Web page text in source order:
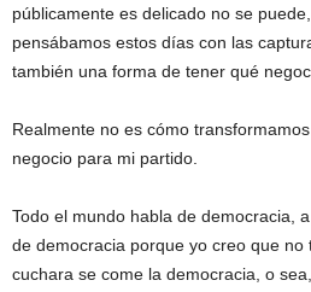
públicamente es delicado no se
pensábamos estos días con las
también una forma de tener qué
Realmente no es cómo
negocio para mi partido.
Todo el mundo habla de democracia,
de democracia porque yo creo que no
cuchara se come la democracia, o